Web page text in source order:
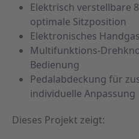
Elektrisch verstellbare
optimale Sitzposition
Elektronisches
Multifunktions-
Bedienung
Pedalabdeckung für
individuelle Anpassung
Dieses Projekt zeigt: